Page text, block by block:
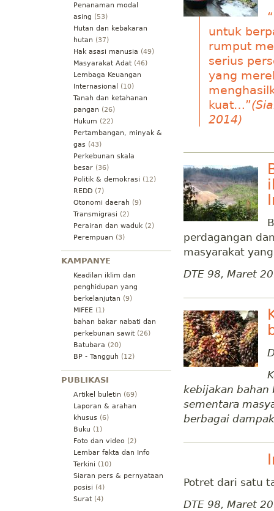
Penanaman modal
asing (53)
Hutan dan kebakaran
hutan (37)
Hak asasi manusia (49)
Masyarakat Adat (46)
Lembaga Keuangan
Internasional
(10)
Tanah dan ketahanan
pangan (26)
Hukum (22)
Pertambangan, minyak &
gas (43)
Perkebunan skala
besar (36)
Politik & demokrasi (12)
REDD (7)
Otonomi daerah (9)
Transmigrasi (2)
Perairan dan waduk (2)
Perempuan (3)
KAMPANYE
Keadilan iklim dan
penghidupan yang
berkelanjutan (9)
MIFEE (1)
bahan bakar nabati dan
perkebunan sawit (26)
Batubara (20)
BP - Tangguh (12)
PUBLIKASI
Artikel buletin (69)
Laporan & arahan
khusus (6)
Buku (1)
Foto dan video (2)
Lembar fakta dan Info
Terkini (10)
Siaran pers & pernyataan
posisi (4)
Surat (4)
untuk
rumput
serius
yang
kuat…”
2014)
perdagangan
masyarakat
DTE 98, Maret
kebijakan bahan
sementara
berbagai
Potret dari satu
DTE 98, Maret